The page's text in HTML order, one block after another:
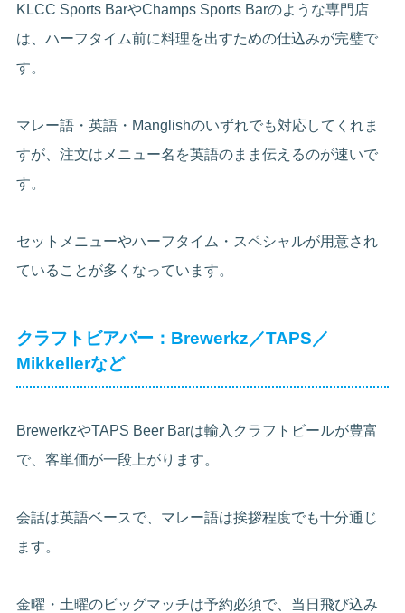
KLCC Sports BarやChamps Sports Barのような専門店
は、ハーフタイム前に料理を出すための仕込みが完璧で
す。
マレー語・英語・Manglishのいずれでも対応してくれま
すが、注文はメニュー名を英語のまま伝えるのが速いで
す。
セットメニューやハーフタイム・スペシャルが用意され
ていることが多くなっています。
クラフトビアバー：Brewerkz／TAPS／
Mikkellerなど
BrewerkzやTAPS Beer Barは輸入クラフトビールが豊富
で、客単価が一段上がります。
会話は英語ベースで、マレー語は挨拶程度でも十分通じ
ます。
金曜・土曜のビッグマッチは予約必須で、当日飛び込み